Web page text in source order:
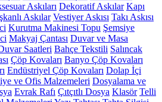
Askıları Dekoratif Askılar Kapı
Askılar Vestiyer Askısı Takı Askısı
Kurutma Makinesi Topu Şemsiye
Makyaj Çantası Duvar ve Masa
Saatleri Bahçe Tekstili Salıncak
Çöp Kovaları Banyo Çöp Kovaları
Endüstriyel Çöp Kovaları Dolap İçi
ve Ofis Malzemeleri Dosyalama ve
Evrak Rafı Çıtçıtlı Dosya Klasör Telli